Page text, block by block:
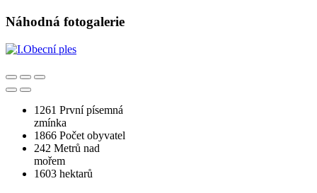
Náhodná fotogalerie
1261 První písemná
zmínka
1866 Počet obyvatel
242 Metrů nad
mořem
1603 hektarů